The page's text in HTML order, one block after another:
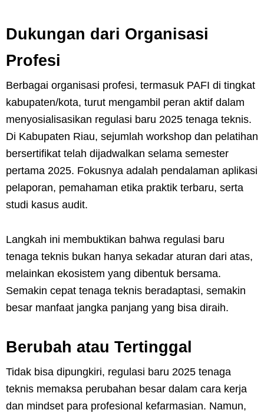
Dukungan dari Organisasi
Profesi
Berbagai organisasi profesi, termasuk PAFI di tingkat
kabupaten/kota, turut mengambil peran aktif dalam
menyosialisasikan regulasi baru 2025 tenaga teknis.
Di Kabupaten Riau, sejumlah workshop dan pelatihan
bersertifikat telah dijadwalkan selama semester
pertama 2025. Fokusnya adalah pendalaman aplikasi
pelaporan, pemahaman etika praktik terbaru, serta
studi kasus audit.
Langkah ini membuktikan bahwa regulasi baru
tenaga teknis bukan hanya sekadar aturan dari atas,
melainkan ekosistem yang dibentuk bersama.
Semakin cepat tenaga teknis beradaptasi, semakin
besar manfaat jangka panjang yang bisa diraih.
Berubah atau Tertinggal
Tidak bisa dipungkiri, regulasi baru 2025 tenaga
teknis memaksa perubahan besar dalam cara kerja
dan mindset para profesional kefarmasian. Namun,